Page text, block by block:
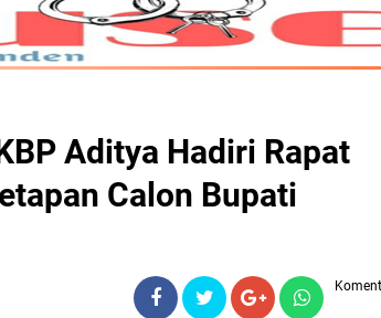
Aditya Hadiri Rapat
Calon Bupati